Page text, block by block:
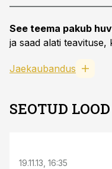
See teema pakub
ja saad alati teavituse,
Jaekaubandus
SEOTUD LOOD
19.11.13, 16:35